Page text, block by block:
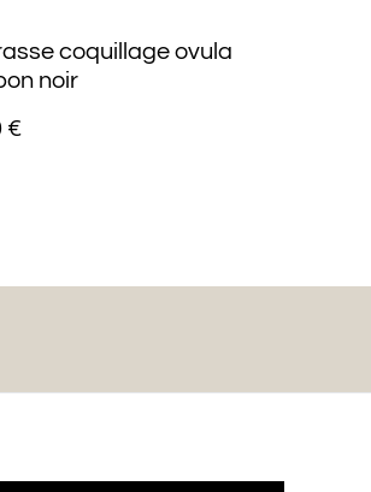
coquillage ovula
noir
€